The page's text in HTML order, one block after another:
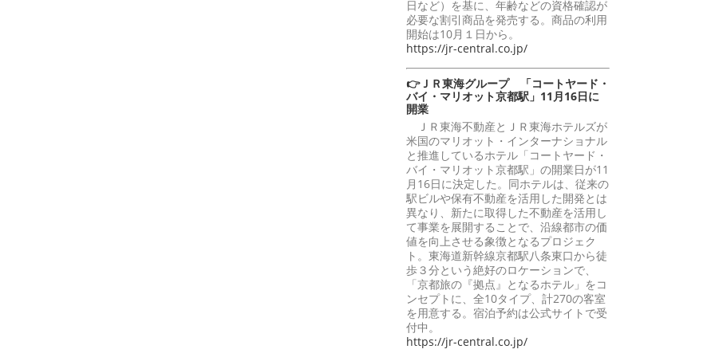
日など）を基に、年齢などの資格確認が
必要な割引商品を発売する。商品の利用
開始は10月１日から。
https://jr-central.co.jp/
👉ＪＲ東海グループ 「コートヤード・
バイ・マリオット京都駅」11月16日に
開業
ＪＲ東海不動産とＪＲ東海ホテルズが
米国のマリオット・インターナショナル
と推進しているホテル「コートヤード・
バイ・マリオット京都駅」の開業日が11
月16日に決定した。同ホテルは、従来の
駅ビルや保有不動産を活用した開発とは
異なり、新たに取得した不動産を活用し
て事業を展開することで、沿線都市の価
値を向上させる象徴となるプロジェク
ト。東海道新幹線京都駅八条東口から徒
歩３分という絶好のロケーションで、
「京都旅の『拠点』となるホテル」をコ
ンセプトに、全10タイプ、計270の客室
を用意する。宿泊予約は公式サイトで受
付中。
https://jr-central.co.jp/